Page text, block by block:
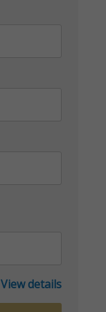
View details